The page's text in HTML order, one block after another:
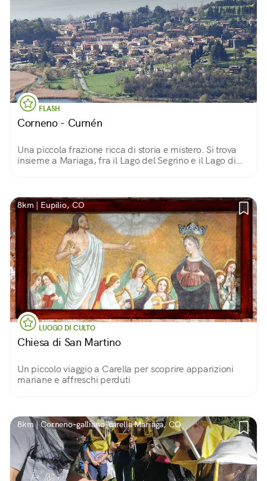
FLASH
Corneno - Curnén
Una piccola frazione ricca di storia e mistero. Si trova
insieme a Mariaga, fra il Lago del Segrino e il Lago di
8km | Eupilio, CO
LUOGO DI CULTO
Chiesa di San Martino
Un piccolo viaggio a Carella per scoprire apparizioni
mariane e affreschi perduti
8km | Corneno-galliano-carella Mariaga, CO